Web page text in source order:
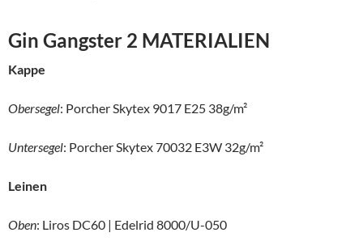
Gin Gangster 2 MATERIALIEN
Kappe
Obersegel: Porcher Skytex 9017 E25 38g/m²
Untersegel: Porcher Skytex 70032 E3W 32g/m²
Leinen
Oben: Liros DC60 | Edelrid 8000/U-050